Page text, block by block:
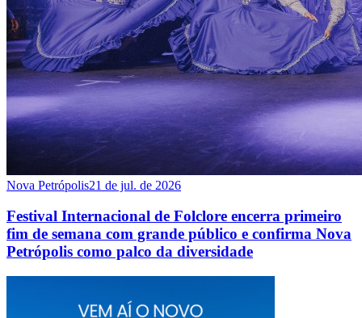
Nova Petrópolis21 de jul. de 2026
Festival Internacional de Folclore encerra primeiro
fim de semana com grande público e confirma Nova
Petrópolis como palco da diversidade